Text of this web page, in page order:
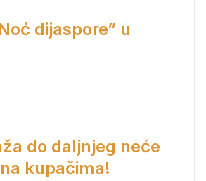
dijaspore” u
do daljnjeg neće
kupačima!